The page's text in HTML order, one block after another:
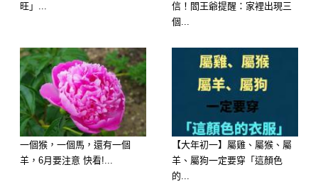
④ 第四名：屬【羊】—— 午未六合，
發生「喜神暗中相助、福報連夜倒灌」
的大事
中獎感應：迎來六合吉星高照，近期您
的求財之路異常順遂，元神外圍發生
旺」...
信！閻王爺提醒：家裡出現三
個...
一個猴，一個馬，還有一個
羊，6月要注意 快看!...
【大年初一】屬雞、屬猴、屬
羊、屬狗一定要穿「這顏色
的...